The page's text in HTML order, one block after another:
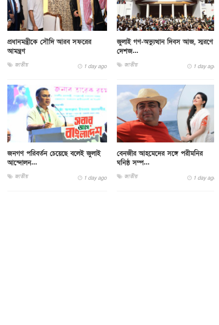
প্রধানমন্ত্রীকে সৌদি আরব সফরের
আমন্ত্রণ
জাতীয় 1 day ago
জুলাই গণ-অভ্যুত্থান দিবস আজ, স্মরণে
দেশজ...
জাতীয় 1 day ago
জনগণ পরিবর্তন চেয়েছে বলেই জুলাই
আন্দোলন...
জাতীয় 1 day ago
বেনজীর আহমেদের সঙ্গে পরীমনির
ঘনিষ্ঠ সম্প...
জাতীয় 1 day ago